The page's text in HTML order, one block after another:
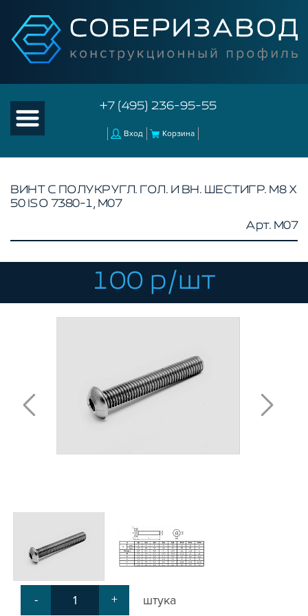
+7 (495) 236-95-55
Вход Корзина
КАТАЛОГ ТОВАРОВ
КОНСТРУКЦИОННЫЙ ПРОФИЛЬ
КОМПЛЕКТУЮЩИЕ К ЧПУ
АКСЕССУАРЫ ДЛЯ V-ПАЗА
Т-БОЛТЫ И Т-ГАЙКИ
СИСТЕМА ТРУБНАЯ МОДУЛЬНАЯ
СИСТЕМА ТРУБНАЯ КОНСТРУКЦИОННАЯ
ВНУТРЕННИЕ УГЛОВЫЕ СОЕДИНИТЕЛИ
АДДИТИВНЫЕ ТОВАРЫ
ОБЩЕСТРОИТЕЛЬНЫЙ ПРОФИЛЬ
ПОДШИПНИКИ
ЛИНЕЙНЫЕ СОЕДИНИТЕЛИ
ДОПОЛНИТЕЛЬНАЯ ОБРАБОТКА
ПАРАЛЛЕЛЬНЫЕ СОЕДИНИТЕЛИ
ПРОМЫШЛЕННАЯ МЕБЕЛЬ
ВИНТ С ПОЛУКРУГЛ. ГОЛ. И ВН. ШЕСТИГР. М8 Х
50 ISO 7380-1, M07
Арт. M07
100 р/шт
- + штука